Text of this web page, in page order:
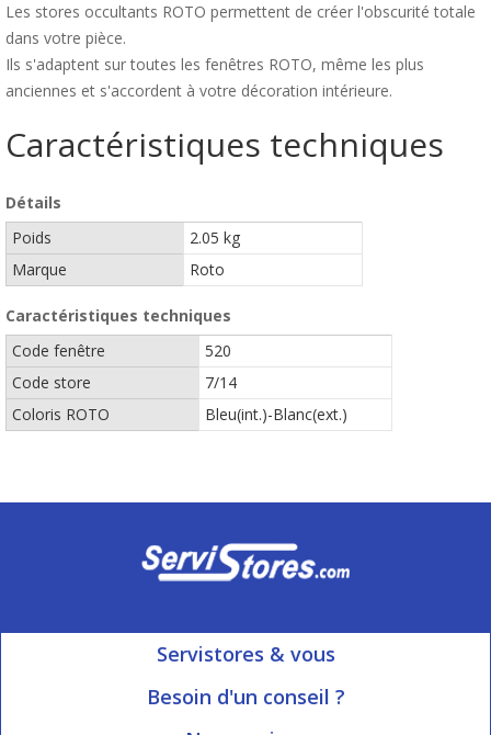
Les stores occultants ROTO permettent de créer l'obscurité totale
dans votre pièce.
Ils s'adaptent sur toutes les fenêtres ROTO, même les plus
anciennes et s'accordent à votre décoration intérieure.
Caractéristiques techniques
Détails
Poids
2.05 kg
Marque
Roto
Caractéristiques techniques
Code fenêtre
520
Code store
7/14
Coloris ROTO
Bleu(int.)-Blanc(ext.)
Servistores & vous
Mon compte
Besoin d'un conseil ?